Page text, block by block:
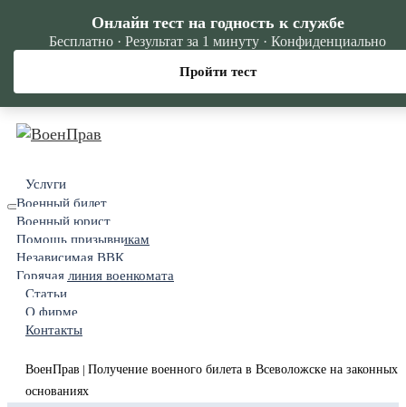
Услуги
Военный билет
Военный юрист
Помощь призывникам
Независимая ВВК
Горячая линия военкомата
Статьи
О фирме
Контакты
ВоенПрав
Получение военного билета в Всеволожске на законных
основаниях
Онлайн тест на годность к службе
Бесплатно · Результат за 1 минуту · Конфиденциально
Пройти тест